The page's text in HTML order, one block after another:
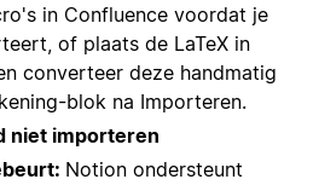
in Confluence voordat je
of plaats de LaTeX in
converteer deze handmatig
blok na Importeren.
niet importeren
Notion ondersteunt